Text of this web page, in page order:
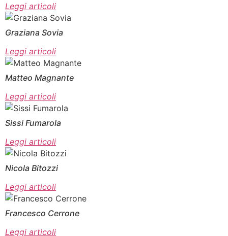
Leggi articoli
Graziana Sovia
Leggi articoli
Matteo Magnante
Leggi articoli
Sissi Fumarola
Leggi articoli
Nicola Bitozzi
Leggi articoli
Francesco Cerrone
Leggi articoli